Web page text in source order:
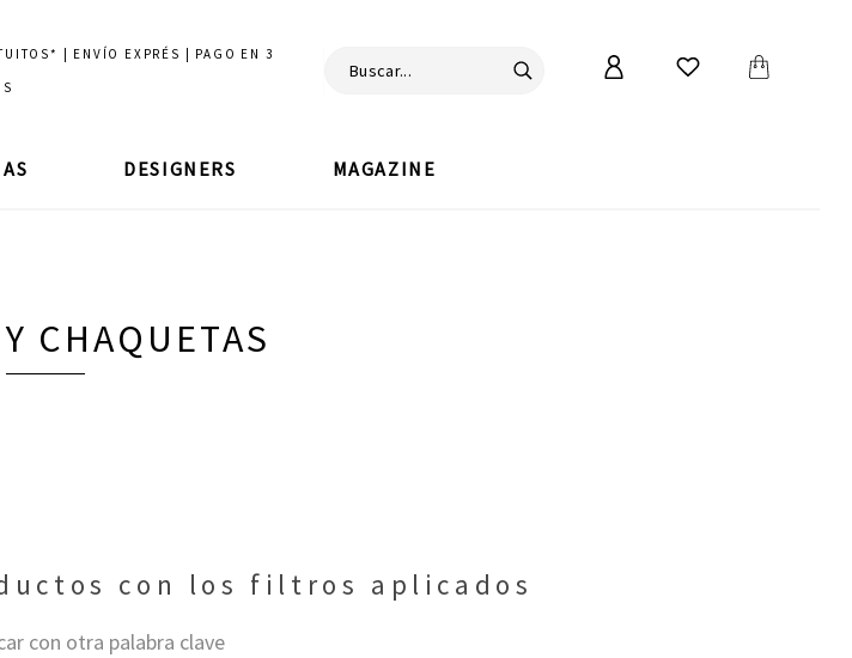
| ENVÍO EXPRÉS | PAGO EN 3
DESIGNERS MAGAZINE
CHAQUETAS
con los filtros aplicados
con otra palabra clave